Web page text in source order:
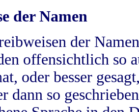
der Namen
der
offensichtlich so
oder besser
dann so